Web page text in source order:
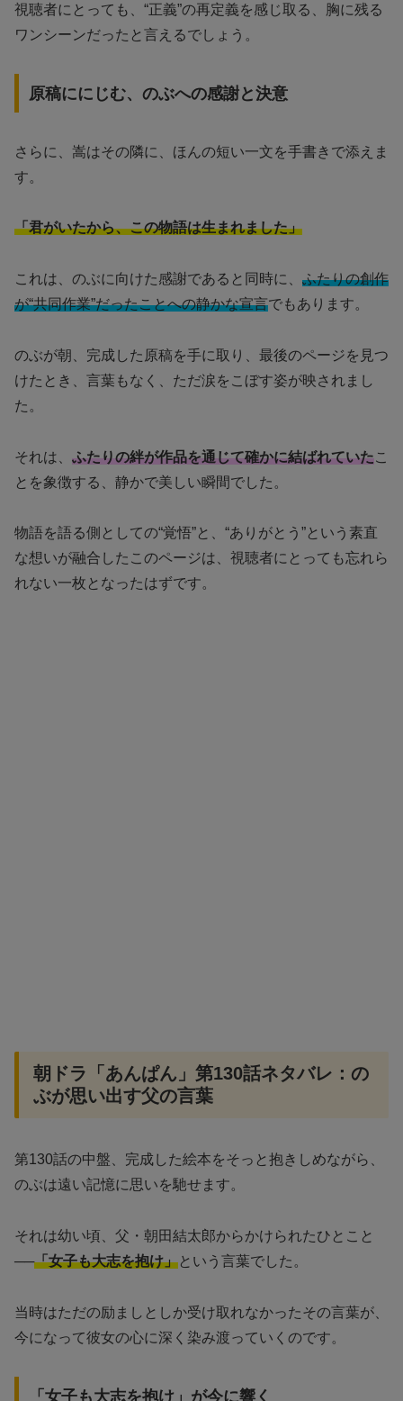
視聴者にとっても、“正義”の再定義を感じ取る、胸に残る
ワンシーンだったと言えるでしょう。
原稿ににじむ、のぶへの感謝と決意
さらに、嵩はその隣に、ほんの短い一文を手書きで添えま
す。
「君がいたから、この物語は生まれました」
これは、のぶに向けた感謝であると同時に、 ふたりの創作
が“共同作業”だったことへの静かな宣言でもあります。
のぶが朝、完成した原稿を手に取り、最後のページを見つ
けたとき、言葉もなく、ただ涙をこぼす姿が映されまし
た。
それは、 ふたりの絆が作品を通じて確かに結ばれていたこ
とを象徴する、静かで美しい瞬間でした。
物語を語る側としての“覚悟”と、“ありがとう”という素直
な想いが融合したこのページは、視聴者にとっても忘れら
れない一枚となったはずです。
朝ドラ「あんぱん」第130話ネタバレ：の
ぶが思い出す父の言葉
第130話の中盤、完成した絵本をそっと抱きしめながら、
のぶは遠い記憶に思いを馳せます。
それは幼い頃、父・朝田結太郎からかけられたひとこと
──「女子も大志を抱け」という言葉でした。
当時はただの励ましとしか受け取れなかったその言葉が、
今になって彼女の心に深く染み渡っていくのです。
「女子も大志を抱け」が今に響く